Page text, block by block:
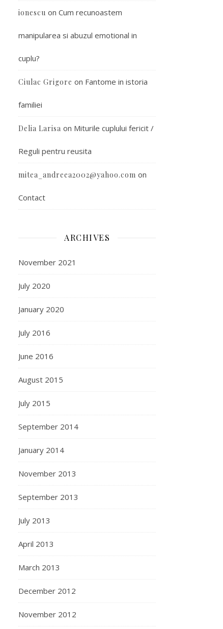
ionescu on Cum recunoastem
manipularea si abuzul emotional in
cuplu?
Ciulac Grigore on Fantome in istoria
familiei
Delia Larisa on Miturile cuplului fericit /
Reguli pentru reusita
mitea_andreea2002@yahoo.com on
Contact
ARCHIVES
November 2021
July 2020
January 2020
July 2016
June 2016
August 2015
July 2015
September 2014
January 2014
November 2013
September 2013
July 2013
April 2013
March 2013
December 2012
November 2012